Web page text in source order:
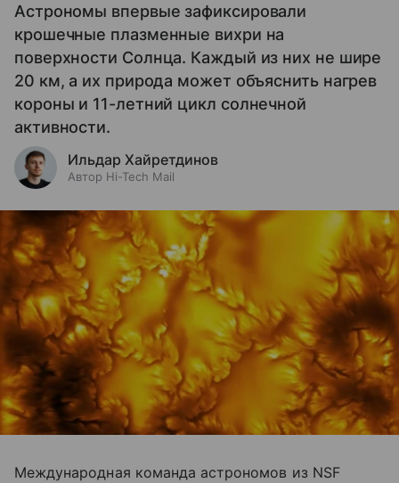
Астрономы впервые зафиксировали
крошечные плазменные вихри на
поверхности Солнца. Каждый из них не шире
20 км, а их природа может объяснить нагрев
короны и 11-летний цикл солнечной
активности.
Ильдар Хайретдинов
Автор Hi-Tech Mail
Международная команда астрономов из NSF